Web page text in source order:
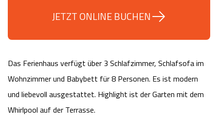
Camping
Urlaub auf dem Bauernhof
Urlaub mit Hund
Last Minute
Reiten
Kutschen
Regionale Küche
Tiere
Wildpark Lüneburger Heide
Wildpark Schwarze Berge
Otter Zentrum
Wildpark Müden
Veranstaltungen
Shopping Celle
Unterkünfte Celle
Veranstaltungen & Führungen Celle
Das Ferienhaus verfügt über 3 Schlafzimmer, Schlafsofa im
Wohnzimmer und Babybett für 8 Personen. Es ist modern
und liebevoll ausgestattet. Highlight ist der Garten mit dem
Whirlpool auf der Terrasse.
JETZT ONLINE BUCHEN